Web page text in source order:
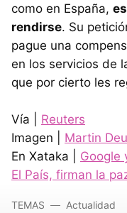
como en España,
rendirse. Su
pague una
en los servicios de
que por cierto les
Vía | Reuters
Imagen | Martin
En Xataka | Google
El País, firman la
TEMAS Actualidad